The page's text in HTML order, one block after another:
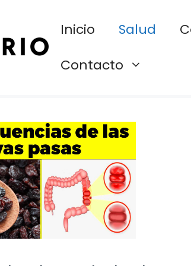
Inicio Salud
Contacto